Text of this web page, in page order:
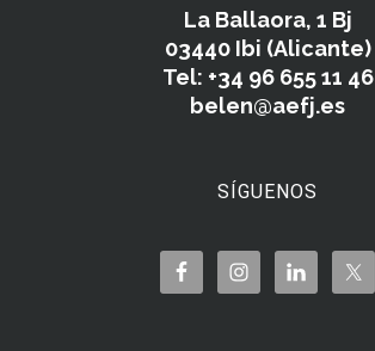
La Ballaora, 1 Bj
03440 Ibi (Alicante)
Tel: +34 96 655 11 46
belen@aefj.es
SÍGUENOS